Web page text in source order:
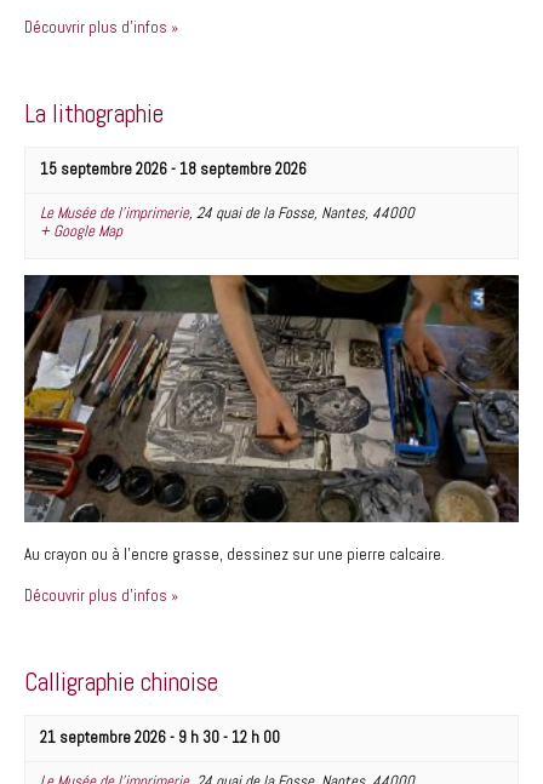
Découvrir plus d'infos »
La lithographie
15 septembre 2026- 18 septembre 2026
Le Musée de l’imprimerie, 24 quai de la Fosse, Nantes, 44000
+ Google Map
Au crayon ou à l’encre grasse, dessinez sur une pierre calcaire.
Découvrir plus d'infos »
Calligraphie chinoise
21 septembre 2026 - 9 h 30- 12 h 00